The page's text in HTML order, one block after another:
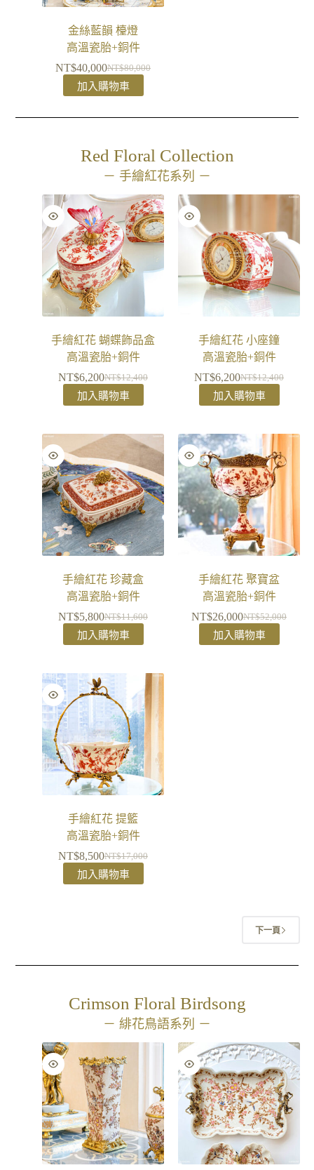
金絲藍韻 檯燈
高溫瓷胎+銅件
NT$80,000
NT$40,000
加入購物車
Red Floral Collection
－ 手繪紅花系列 －
手繪紅花 蝴蝶飾品盒
高溫瓷胎+銅件
NT$12,400
NT$6,200
加入購物車
手繪紅花 小座鐘
高溫瓷胎+銅件
NT$12,400
NT$6,200
加入購物車
手繪紅花 珍藏盒
高溫瓷胎+銅件
NT$11,600
NT$5,800
加入購物車
手繪紅花 聚寶盆
高溫瓷胎+銅件
NT$52,000
NT$26,000
加入購物車
手繪紅花 提籃
高溫瓷胎+銅件
NT$17,000
NT$8,500
加入購物車
下一頁
Crimson Floral Birdsong
－ 緋花鳥語系列 －